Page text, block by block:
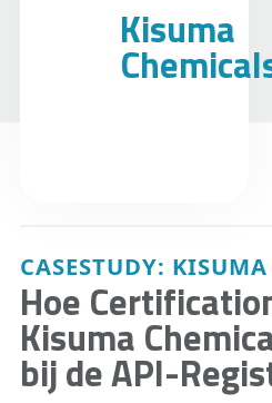
Kisuma
CASESTUDY:
Hoe
Kisuma
bij de API-